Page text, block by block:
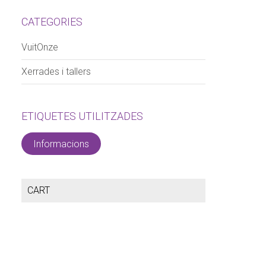
CATEGORIES
VuitOnze
Xerrades i tallers
ETIQUETES UTILITZADES
Informacions
CART